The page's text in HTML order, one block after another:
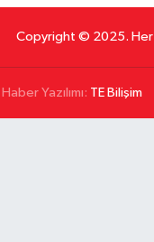
Copyright © 2025. Her
Haber Yazılımı: TE Bilişim